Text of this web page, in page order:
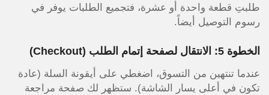
طلبتِ قطعة واحدة أو عشرة، فتجميع الطلبات يوفر في
رسوم التوصيل أيضاً.
الخطوة 5: الانتقال لصفحة إتمام الطلب (Checkout)
عندما تنتهين من التسوق، اضغطي على أيقونة السلة (عادة
تكون في أعلى يسار الشاشة). ستظهر لك صفحة مراجعة